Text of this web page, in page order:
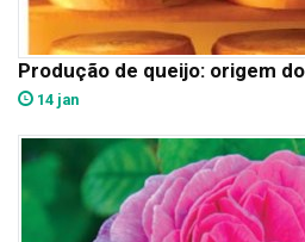
Produção de queijo: origem
14 jan